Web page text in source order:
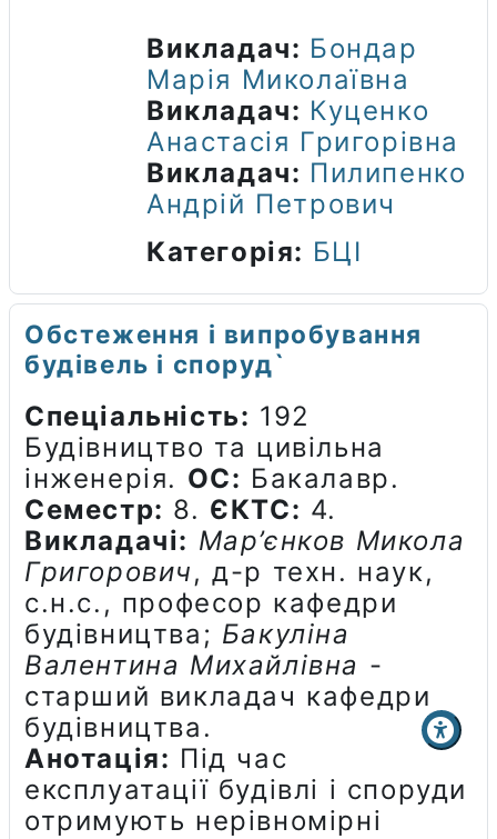
Викладач: Бондар
Марія Миколаївна
Викладач: Куценко
Анастасія Григорівна
Викладач: Пилипенко
Андрій Петрович
Категорія: БЦІ
Обстеження і випробування
будівель і споруд`
Спеціальність: 192
Будівництво та цивільна
інженерія. ОС: Бакалавр.
Семестр: 8. ЄКТС: 4.
Викладачі: Мар’єнков Микола
Григорович, д-р техн. наук,
с.н.с., професор кафедри
будівництва; Бакуліна
Валентина Михайлівна -
старший викладач кафедри
будівництва.
Анотація: Під час
експлуатації будівлі і споруди
отримують нерівномірні